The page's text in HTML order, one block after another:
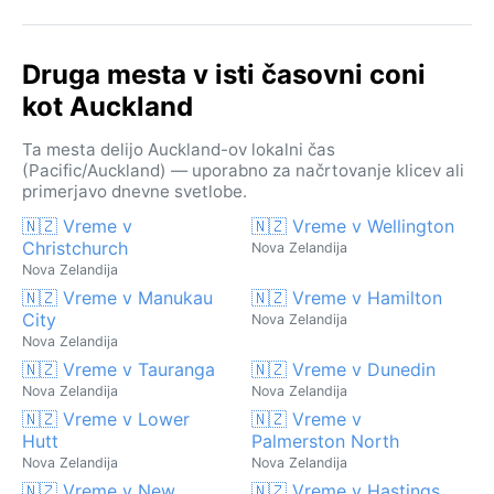
Druga mesta v isti časovni coni
kot Auckland
Ta mesta delijo Auckland-ov lokalni čas
(Pacific/Auckland) — uporabno za načrtovanje klicev ali
primerjavo dnevne svetlobe.
🇳🇿 Vreme v
Christchurch
Nova Zelandija
🇳🇿 Vreme v Wellington
Nova Zelandija
🇳🇿 Vreme v Manukau
City
Nova Zelandija
🇳🇿 Vreme v Hamilton
Nova Zelandija
🇳🇿 Vreme v Tauranga
Nova Zelandija
🇳🇿 Vreme v Dunedin
Nova Zelandija
🇳🇿 Vreme v Lower
Hutt
Nova Zelandija
🇳🇿 Vreme v
Palmerston North
Nova Zelandija